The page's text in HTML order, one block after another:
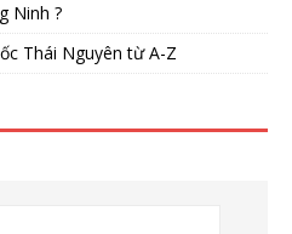
Ninh ?
Thái Nguyên từ A-Z